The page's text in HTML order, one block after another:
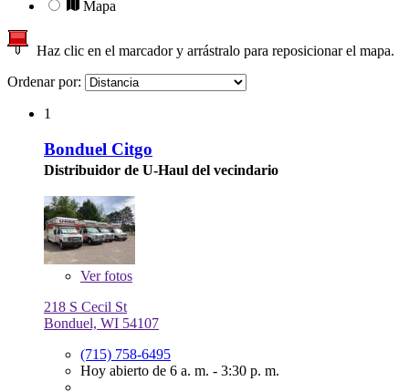
Mapa
Haz clic en el marcador y arrástralo para reposicionar el mapa.
Ordenar por:
1
Bonduel Citgo
Distribuidor de U-Haul del vecindario
Verfotos
218 S Cecil St
Bonduel, WI 54107
(715) 758-6495
Hoy abierto de 6 a. m. - 3:30 p. m.